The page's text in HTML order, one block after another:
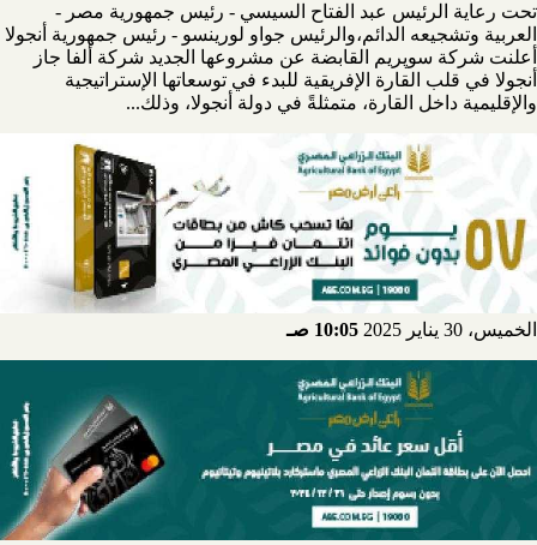
تحت رعاية الرئيس عبد الفتاح السيسي - رئيس جمهورية مصر -
العربية وتشجيعه الدائم،والرئيس جواو لورينسو - رئيس جمهورية أنجولا
أعلنت شركة سوپريم القابضة عن مشروعها الجديد شركة ألفا جاز
أنجولا في قلب القارة الإفريقية للبدء في توسعاتها الإستراتيجية
والإقليمية داخل القارة، متمثلةً في دولة أنجولا، وذلك...
الخميس، 30 يناير 2025 10:05 صـ